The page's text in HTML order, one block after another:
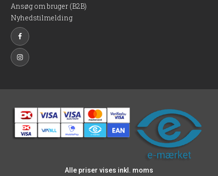
Ansøg om bruger (B2B)
Nyhedstilmelding
Alle priser vises inkl. moms